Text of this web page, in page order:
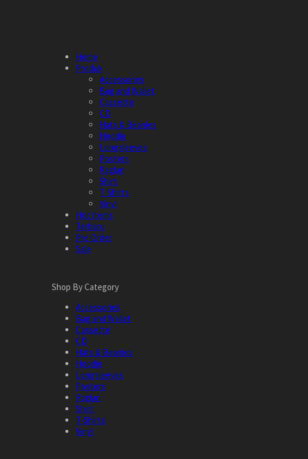
Home
Produk
Accessories
Bag and Wallet
Cassette
CD
Hats & Beanies
Hoodie
Longsleeves
Posters
Raglan
Shirt
T-Shirts
Vinyl
Hot Items
Terbaru
Pre Order
Sale
Shop By Category
Accessories
Bag and Wallet
Cassette
CD
Hats & Beanies
Hoodie
Longsleeves
Posters
Raglan
Shirt
T-Shirts
Vinyl